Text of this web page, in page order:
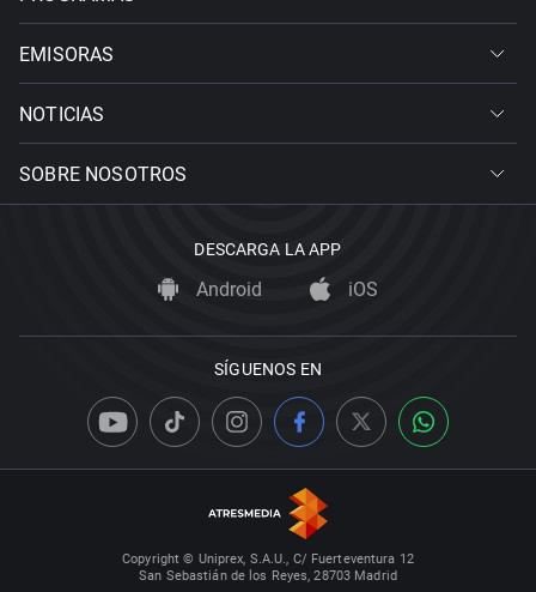
EMISORAS
NOTICIAS
SOBRE NOSOTROS
DESCARGA LA APP
Android iOS
SÍGUENOS EN
Copyright © Uniprex, S.A.U., C/ Fuerteventura 12
San Sebastián de los Reyes, 28703 Madrid